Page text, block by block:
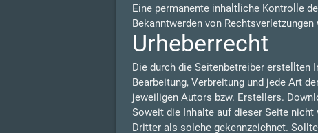
Eine permanente inhaltliche Kontrolle
Bekanntwerden von
Urheberrecht
Die durch die Seitenbetreiber erstellten
Bearbeitung, Verbreitung und jede Art
jeweiligen Autors bzw. Erstellers.
Soweit die Inhalte auf dieser Seite
Dritter als solche gekennzeichnet.